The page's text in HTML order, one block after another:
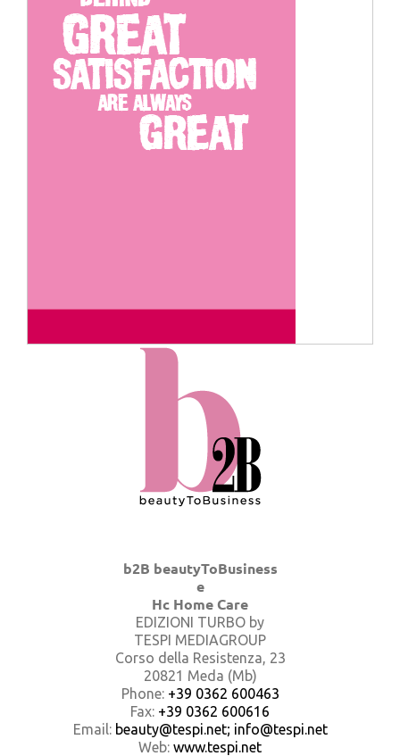
b2B beautyToBusiness
e
Hc Home Care
EDIZIONI TURBO by
TESPI MEDIAGROUP
Corso della Resistenza, 23
20821 Meda (Mb)
Phone: +39 0362 600463
Fax: +39 0362 600616
Email: beauty@tespi.net; info@tespi.net
Web: www.tespi.net